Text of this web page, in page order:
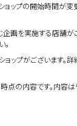
ョップの開始時間が変
画を実施する店舗が
ップがございます。
の内容です。内容は